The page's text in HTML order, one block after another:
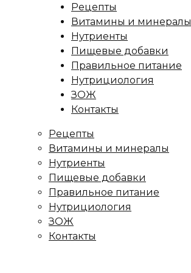
Рецепты
Витамины и минералы
Нутриенты
Пищевые добавки
Правильное питание
Нутрициология
ЗОЖ
Контакты
Рецепты
Витамины и минералы
Нутриенты
Пищевые добавки
Правильное питание
Нутрициология
ЗОЖ
Контакты